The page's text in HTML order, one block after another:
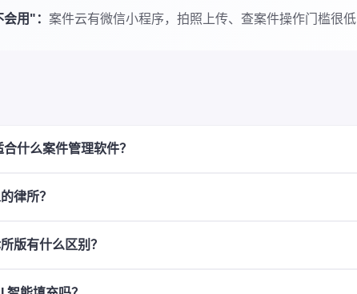
用"： 案件云有微信小程序，拍照上传、查案件操作门槛很低
什么案件管理软件？
律所？
版有什么区别？